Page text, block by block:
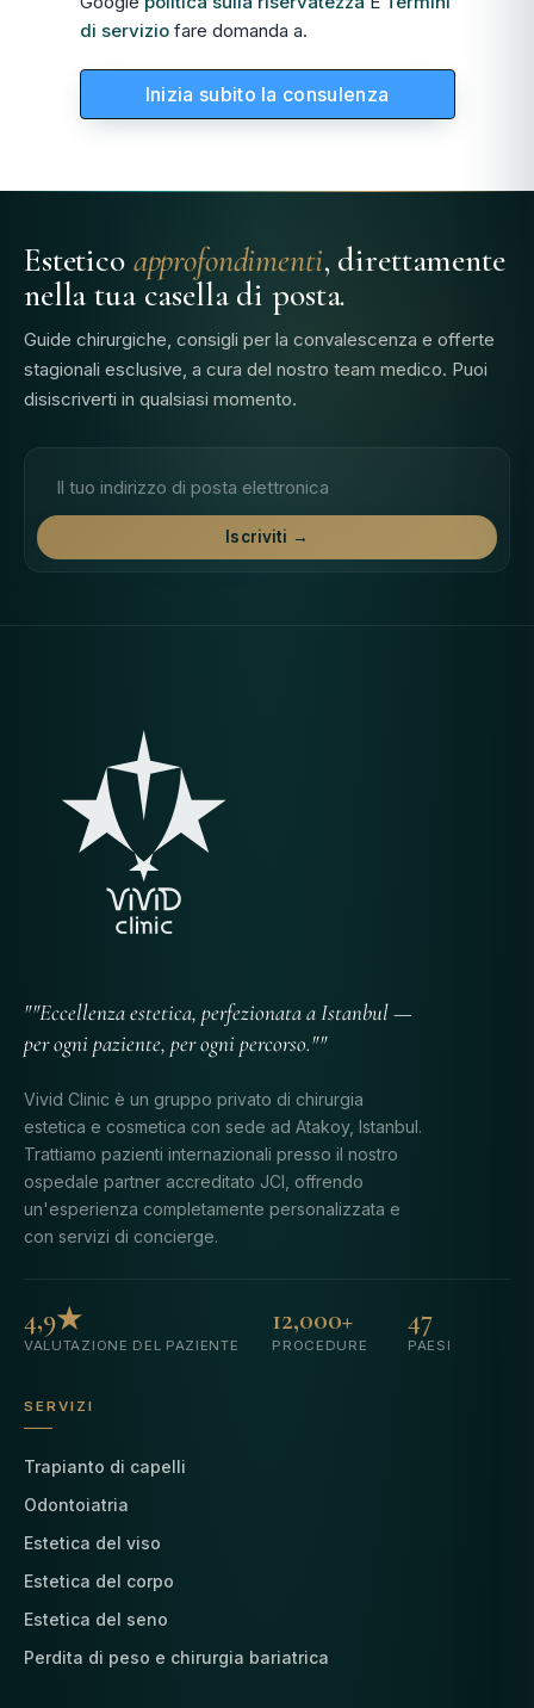
di serviziofare domanda a.
Inizia subito la consulenza
Estetico approfondimenti, direttamente
nella tua casella di posta.
Guide chirurgiche, consigli per la convalescenza e offerte
stagionali esclusive, a cura del nostro team medico. Puoi
disiscriverti in qualsiasi momento.
Iscriviti →
""Eccellenza estetica, perfezionata a Istanbul —
per ogni paziente, per ogni percorso.""
Vivid Clinic è un gruppo privato di chirurgia
estetica e cosmetica con sede ad Atakoy, Istanbul.
Trattiamo pazienti internazionali presso il nostro
ospedale partner accreditato JCI, offrendo
un'esperienza completamente personalizzata e
con servizi di concierge.
4,9★
VALUTAZIONE DEL PAZIENTE
12,000+
PROCEDURE
47
PAESI
SERVIZI
Trapianto di capelli
Odontoiatria
Estetica del viso
Estetica del corpo
Estetica del seno
Perdita di peso e chirurgia bariatrica